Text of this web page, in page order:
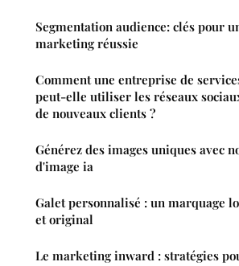
Segmentation audience: clés pour
marketing réussie
Comment une entreprise de
peut-elle utiliser les réseaux
de nouveaux clients ?
Générez des images uniques avec
d'image ia
Galet personnalisé : un marquage
et original
Le marketing inward : stratégies